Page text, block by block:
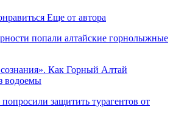
Еще от автора
попали алтайские горнолыжные
Как Горный Алтай
водоемы
защитить турагентов от